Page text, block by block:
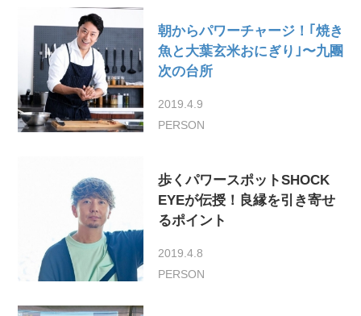
朝からパワーチャージ！｢焼き
魚と大葉玄米おにぎり｣〜九團
次の台所
2019.4.9
PERSON
歩くパワースポットSHOCK
EYEが伝授！良縁を引き寄せ
るポイント
2019.4.8
PERSON